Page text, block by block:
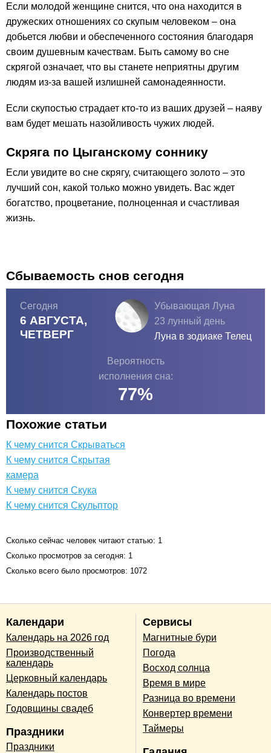
Если молодой женщине снится, что она находится в
дружеских отношениях со скупым человеком – она
добьется любви и обеспеченного состояния благодаря
своим душевным качествам. Быть самому во сне
скрягой означает, что вы станете неприятны другим
людям из-за вашей излишней самонадеянности.
Если скупостью страдает кто-то из ваших друзей – наяву
вам будет мешать назойливость чужих людей.
Скряга по Цыганскому соннику
Если увидите во сне скрягу, считающего золото – это
лучший сон, какой только можно увидеть. Вас ждет
богатство, процветание, полноценная и счастливая
жизнь.
Сбываемость снов сегодня
Сегодня
6 АВГУСТА,
ЧЕТВЕРГ
Убывающая Луна
23 лунный день
Луна в зодиаке Телец
Вероятность
исполнения сна:
77%
Похожие статьи
К чему снится Скрываться
К чему снится Скрытая
камера
К чему снится Скука
К чему снится Скульптор
Сколько сейчас человек читают статью: 1
Сколько просмотров за сегодня: 1
Сколько всего было просмотров: 1072
Календари
Календарь на 2026 год
Производственный
календарь
Церковный календарь
Календарь постов
Годовщины свадеб
Праздники
Праздники
Сервисы
Магнитные бури
Погода
Восход солнца
Время в мире
Разница во времени
Конвертер времени
Таймеры